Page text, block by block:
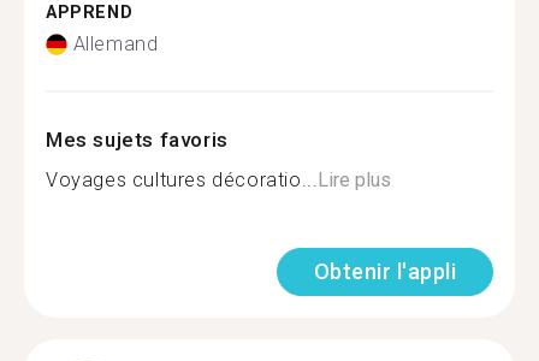
APPREND
Allemand
Mes sujets favoris
Voyages cultures décoratio...Lire plus
Obtenir l'appli